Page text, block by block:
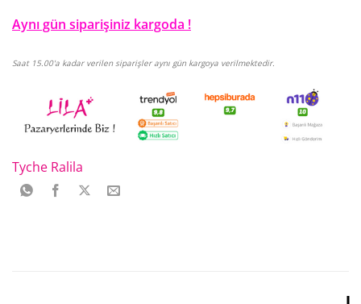
Aynı gün siparişiniz kargoda !
Saat 15.00'a kadar verilen siparişler aynı gün kargoya verilmektedir.
Tyche Ralila